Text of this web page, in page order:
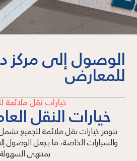
الوصول إلى مركز
للمعارض
خيارات نقل ملائمة
خيارات النقل
تتوفر خيارات نقل ملائمة للجميع
والسيارات الخاصة، ما يجعل
بمنتهى